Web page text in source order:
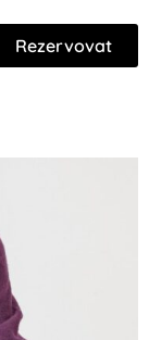
Rezervovat